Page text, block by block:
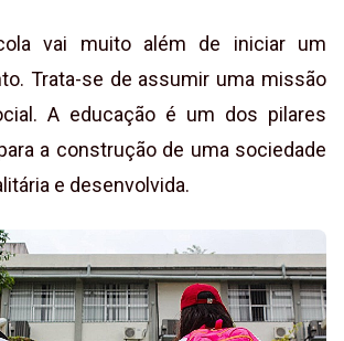
vai muito além de iniciar um
Trata-se de assumir uma missão
A educação é um dos pilares
a construção de uma sociedade
e desenvolvida.